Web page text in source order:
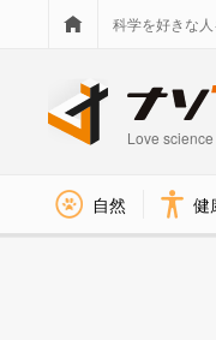
科学を好きな
Love
自然 健